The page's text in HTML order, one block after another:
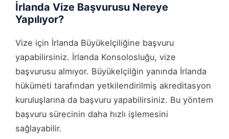
İrlanda Vize Başvurusu Nereye
Yapılıyor?
Vize için İrlanda Büyükelçiliğine başvuru
yapabilirsiniz. İrlanda Konsolosluğu, vize
başvurusu almıyor. Büyükelçilğin yanında İrlanda
hükümeti tarafından yetkilendirilmiş akreditasyon
kuruluşlarına da başvuru yapabilirsiniz. Bu yöntem
başvuru sürecinin daha hızlı işlemesini
sağlayabilir.